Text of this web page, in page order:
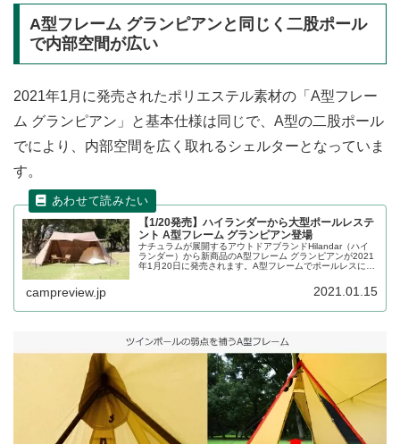
A型フレーム グランピアンと同じく二股ポール
で内部空間が広い
2021年1月に発売されたポリエステル素材の「A型フレー
ム グランピアン」と基本仕様は同じで、A型の二股ポール
でにより、内部空間を広く取れるシェルターとなっていま
す。
【1/20発売】ハイランダーから大型ポールレステ
ント A型フレーム グランピアン登場
ナチュラムが展開するアウトドアブランドHilandar（ハイ
ランダー）から新商品のA型フレーム グランピアンが2021
年1月20日に発売されます。A型フレームでポールレスにな
多く期待の新商品です。詳細をレビューします。
campreview.jp 2021.01.15